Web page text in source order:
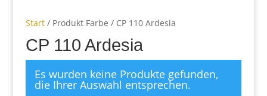
Start/ Produkt Farbe / CP 110 Ardesia
CP 110 Ardesia
Es wurden keine Produkte gefunden,
die Ihrer Auswahl entsprechen.